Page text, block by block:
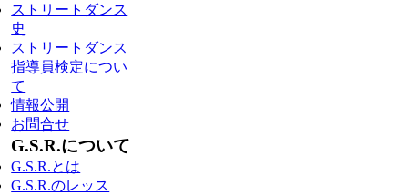
ストリートダンス
史
ストリートダンス
指導員検定につい
て
情報公開
お問合せ
G.S.R.について
G.S.R.とは
G.S.R.のレッス